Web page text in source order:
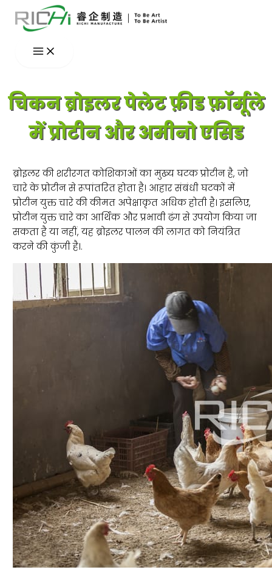
Skip
चिकन ब्रोइलर पेलेट फ़ीड फ़ॉर्मूले
में प्रोटीन और अमीनो एसिड
ब्रोइलर की शरीरगत कोशिकाओं का मुख्य घटक प्रोटीन है, जो
चारे के प्रोटीन से रूपांतरित होता है। आहार संबंधी घटकों में
प्रोटीन युक्त चारे की कीमत अपेक्षाकृत अधिक होती है। इसलिए,
प्रोटीन युक्त चारे का आर्थिक और प्रभावी ढंग से उपयोग किया जा
सकता है या नहीं, यह ब्रोइलर पालन की लागत को नियंत्रित
करने की कुंजी है।.